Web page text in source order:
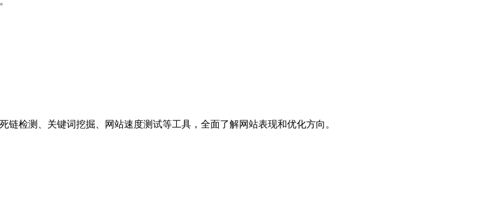
检测、关键词挖掘、网站速度测试等工具，全面了解网站表现和优化方向。